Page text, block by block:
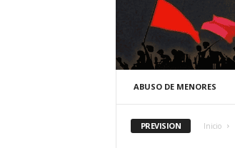
ABUSO DE MENORES
PREVISION Inicio